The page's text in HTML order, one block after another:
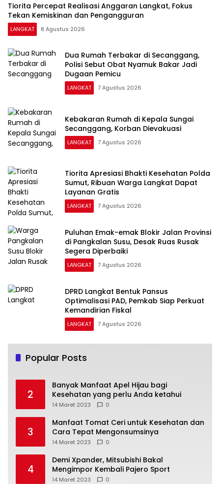
Tiorita Percepat Realisasi Anggaran Langkat, Fokus
Tekan Kemiskinan dan Pengangguran
LANGKAT 8 Agustus 2026
Dua Rumah Terbakar di Secanggang,
Polisi Sebut Obat Nyamuk Bakar Jadi
Dugaan Pemicu
LANGKAT 7 Agustus 2026
Kebakaran Rumah di Kepala Sungai
Secanggang, Korban Dievakuasi
LANGKAT 7 Agustus 2026
Tiorita Apresiasi Bhakti Kesehatan Polda
Sumut, Ribuan Warga Langkat Dapat
Layanan Gratis
LANGKAT 7 Agustus 2026
Puluhan Emak-emak Blokir Jalan Provinsi
di Pangkalan Susu, Desak Ruas Rusak
Segera Diperbaiki
LANGKAT 7 Agustus 2026
DPRD Langkat Bentuk Pansus
Optimalisasi PAD, Pemkab Siap Perkuat
Kemandirian Fiskal
LANGKAT 7 Agustus 2026
Popular Posts
2
Banyak Manfaat Apel Hijau bagi
Kesehatan yang perlu Anda ketahui
14 Maret 2023 0
3
Manfaat Tomat Ceri untuk Kesehatan dan
Cara Tepat Mengonsumsinya
14 Maret 2023 0
4
Demi Xpander, Mitsubishi Bakal
Mengimpor Kembali Pajero Sport
14 Maret 2023 0